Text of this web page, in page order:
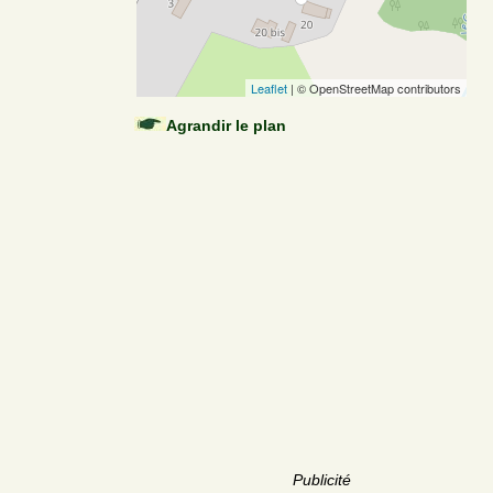
Leaflet | © OpenStreetMap contributors
Agrandir le plan
Publicité